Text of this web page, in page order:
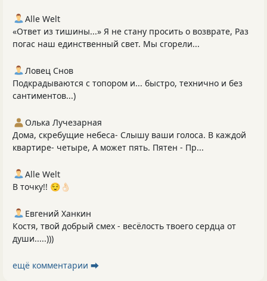
Alle Welt
«Ответ из тишины...» Я не стану просить о возврате, Раз
погас наш единственный свет. Мы сгорели...
Ловец Снов
Подкрадываются с топором и... быстро, технично и без
сантиментов...)
Олька Лучезарная
Дома, скребущие небеса- Слышу ваши голоса. В каждой
квартире- четыре, А может пять. Пятен - Пр...
Alle Welt
В точку!! 😌👌🏻
Евгений Ханкин
Костя, твой добрый смех - весёлость твоего сердца от
души.....)))
ещё комментарии ⮕